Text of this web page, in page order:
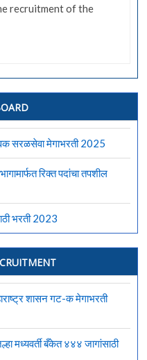
recruitment of the
सरळसेवा मेगाभरती 2025
रिक्त पदांचा तपशील
भरती 2023
शासन गट-क मेगाभरती
मध्यवर्ती बँकेत ४४४ जागांसाठी